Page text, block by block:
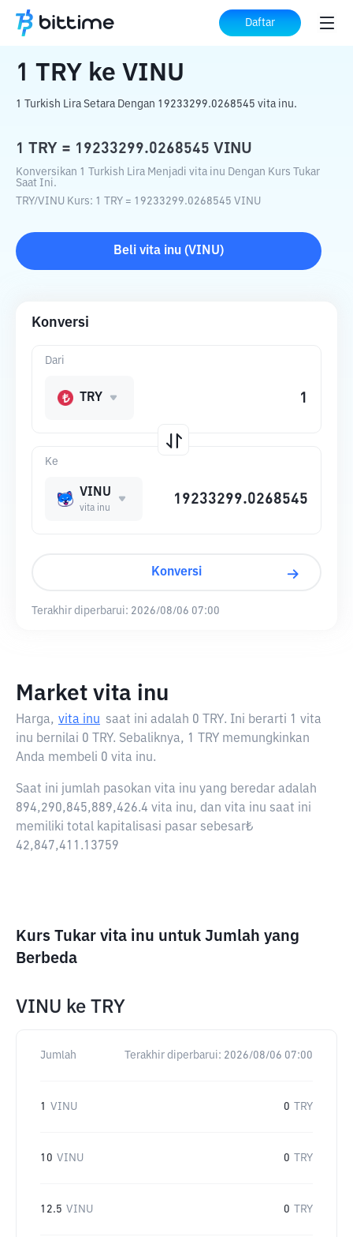
Daftar
Beranda Konverter Kripto ke VINU
1 TRY ke VINU
1 Turkish Lira Setara Dengan 19233299.0268545 vita inu.
1 TRY = 19233299.0268545 VINU
Konversikan 1 Turkish Lira Menjadi vita inu Dengan Kurs Tukar
Saat Ini.
TRY/VINU Kurs: 1 TRY = 19233299.0268545 VINU
Beli vita inu (VINU)
Konversi
Ke
VINU
vita inu
Dari
TRY
Konversi
Terakhir diperbarui: 2026/08/06 07:00
Market vita inu
Harga, vita inu saat ini adalah 0 TRY. Ini berarti 1 vita
inu bernilai 0 TRY. Sebaliknya, 1 TRY memungkinkan
Anda membeli 0 vita inu.
Saat ini jumlah pasokan vita inu yang beredar adalah
894,290,845,889,426.4 vita inu, dan vita inu saat ini
memiliki total kapitalisasi pasar sebesar₺
42,847,411.13759
Kurs Tukar vita inu untuk Jumlah yang
Berbeda
VINU ke TRY
Jumlah Terakhir diperbarui: 2026/08/06 07:00
1 VINU 0 TRY
10 VINU 0 TRY
12.5 VINU 0 TRY